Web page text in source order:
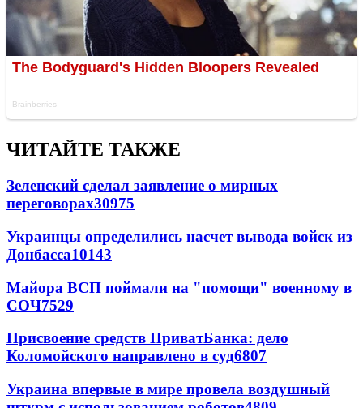
ЧИТАЙТЕ ТАКЖЕ
Зеленский сделал заявление о мирных
переговорах30975
Украинцы определились насчет вывода войск из
Донбасса10143
Майора ВСП поймали на "помощи" военному в
СОЧ7529
Присвоение средств ПриватБанка: дело
Коломойского направлено в суд6807
Украина впервые в мире провела воздушный